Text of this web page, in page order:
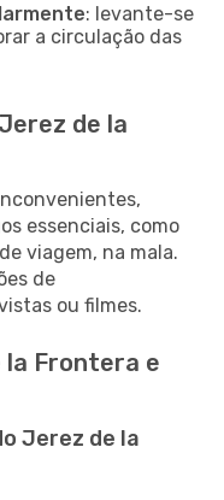
: levante-se
a circulação das
de la
essenciais, como
viagem, na mala.
de
ou filmes.
Frontera e
Jerez de la